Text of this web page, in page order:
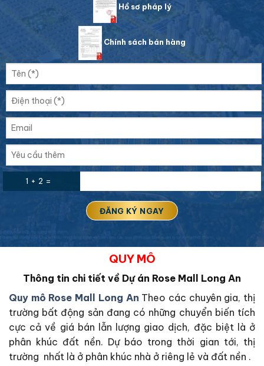
Hồ sơ pháp lý
Chính sách bán hàng
1 + 2 =
QUY MÔ
Thông tin chi tiết về Dự án Rose Mall Long An
Quy mô Rose Mall Long An Theo các chuyên gia, thị
trường bất động sản đang có những chuyển biến tích
cực cả về giá bán lẫn lượng giao dịch, đặc biệt là ở
phân khúc đất nền. Dự báo trong thời gian tới, thị
trường nhất là ở phân khúc nhà ở riêng lẻ và đất nền .